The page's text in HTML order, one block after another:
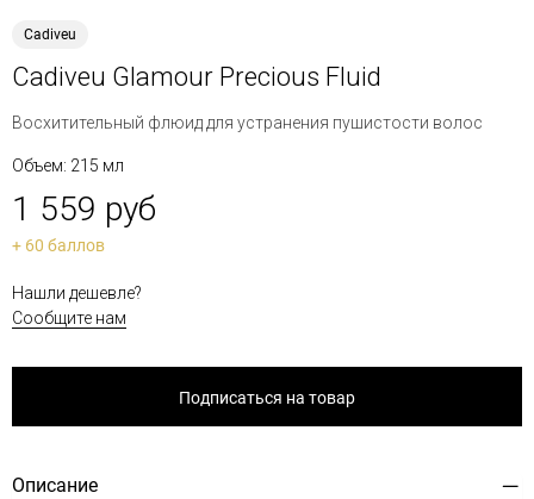
Cadiveu
Cadiveu Glamour Precious Fluid
Восхитительный флюид для устранения пушистости волос
Объем: 215 мл
1 559 руб
+ 60 баллов
Нашли дешевле?
Сообщите нам
Подписаться на товар
Описание